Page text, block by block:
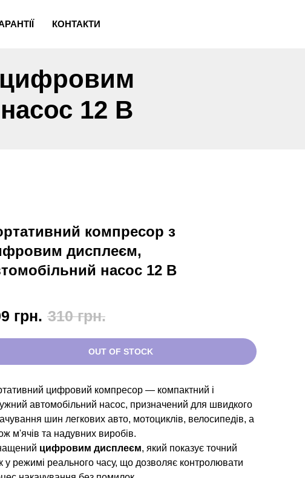
КОНТАКТИ
цифровим
12 В
компресор з
дисплеєм,
насос 12 В
грн. 310 грн.
OUT OF STOCK
цифровий компресор — компактний і
автомобільний насос, призначений для швидкого
шин легкових авто, мотоциклів, велосипедів, а
м'ячів та надувних виробів.
цифровим дисплеєм, який показує точний
у режимі реального часу, що дозволяє контролювати